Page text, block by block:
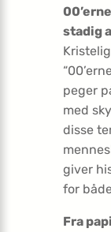
stadig
peger
med
disse
giver
for
Fra